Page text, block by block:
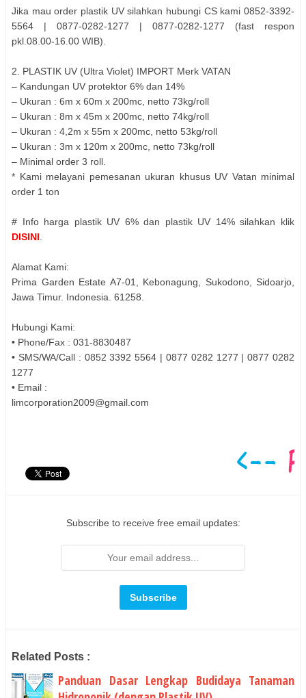
Jika mau order plastik UV silahkan hubungi CS kami 0852-3392-
5564 | 0877-0282-1277 | 0877-0282-1277 (fast respon
pkl.08.00-16.00 WIB).
2. PLASTIK UV (Ultra Violet) IMPORT Merk VATAN
– Kandungan UV protektor 6% dan 14%
– Ukuran : 6m x 60m x 200mc, netto 73kg/roll
– Ukuran : 8m x 45m x 200mc, netto 74kg/roll
– Ukuran : 4,2m x 55m x 200mc, netto 53kg/roll
– Ukuran : 3m x 120m x 200mc, netto 73kg/roll
– Minimal order 3 roll.
* Kami melayani pemesanan ukuran khusus UV Vatan minimal
order 1 ton
# Info harga plastik UV 6% dan plastik UV 14% silahkan klik
DISINI
Alamat Kami:
Prima Garden Estate A7-01, Kebonagung, Sukodono, Sidoarjo,
Jawa Timur. Indonesia. 61258.
Hubungi Kami:
• Phone/Fax : 031-8830487
• SMS/WA/Call : 0852 3392 5564 | 0877 0282 1277 | 0877 0282
1277
• Email :
limcorporation2009@gmail.com
Subscribe to receive free email updates:
Related Posts :
Panduan Dasar Lengkap Budidaya Tanaman